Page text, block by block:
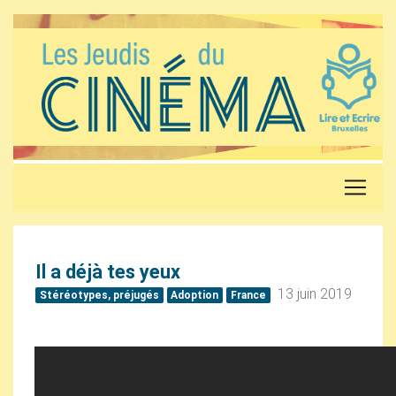
Il a déjà tes yeux
Stéréotypes, préjugés Adoption France 13 juin 2019